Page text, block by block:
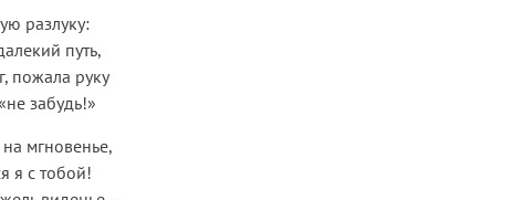
разлуку:
путь,
пожала руку
забудь!»
на мгновенье,
я с тобой!